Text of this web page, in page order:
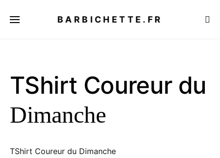
BARBICHETTE.FR
TShirt Coureur du
Dimanche
TShirt Coureur du Dimanche